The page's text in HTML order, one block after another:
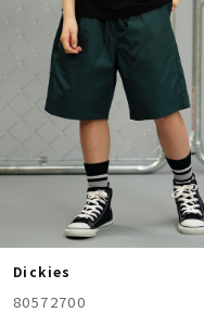
Dickies
80572700